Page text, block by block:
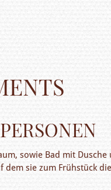
sowie Bad mit
sie zum Frühstück